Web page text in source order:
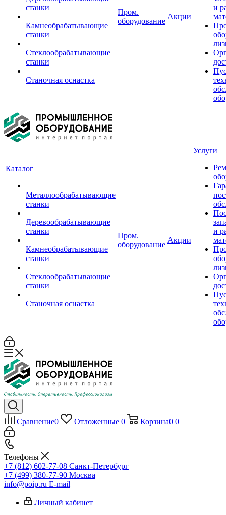
станки
Камнеобрабатывающие
станки
Стеклообрабатывающие
станки
Станочная оснастка
Пром.
оборудование
Акции
и
Каталог
Металлообрабатывающие
станки
Деревообрабатывающие
станки
Камнеобрабатывающие
станки
Стеклообрабатывающие
станки
Станочная оснастка
Пром.
оборудование
Акции
Услуги
и
Сравнение0 Отложенные 0 Корзина0 0
Телефоны
+7 (812) 602-77-08 Санкт-Петербург
+7 (499) 380-77-90 Москва
info@poip.ru E-mail
Личный кабинет